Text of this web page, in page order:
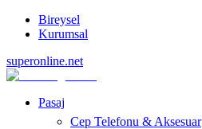
Bireysel
Kurumsal
superonline.net
Pasaj
Cep Telefonu & Aksesuar